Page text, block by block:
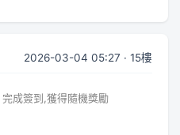
2026-03-04 05:27 · 15樓
完成簽到,獲得隨機獎勵